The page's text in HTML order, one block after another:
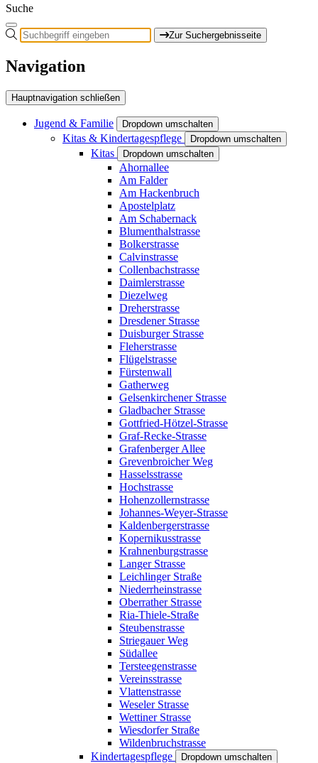
Suche
Zur Suchergebnisseite
Navigation
Hauptnavigation schließen
Jugend & Familie Dropdown umschalten
Kitas & Kindertagespflege Dropdown umschalten
Kitas Dropdown umschalten
Ahornallee
Am Falder
Am Hackenbruch
Apostelplatz
Am Schabernack
Blumenthalstrasse
Bolkerstrasse
Calvinstrasse
Collenbachstrasse
Daimlerstrasse
Diezelweg
Dreherstrasse
Dresdener Strasse
Duisburger Strasse
Fleherstrasse
Flügelstrasse
Fürstenwall
Gatherweg
Gelsenkirchener Strasse
Gladbacher Strasse
Gottfried-Hötzel-Strasse
Graf-Recke-Strasse
Grafenberger Allee
Grevenbroicher Weg
Hasselsstrasse
Hochstrasse
Hohenzollernstrasse
Johannes-Weyer-Strasse
Kaldenbergerstrasse
Kopernikusstrasse
Krahnenburgstrasse
Langer Strasse
Leichlinger Straße
Niederrheinstrasse
Oberrather Strasse
Ria-Thiele-Straße
Steubenstrasse
Striegauer Weg
Südallee
Tersteegenstrasse
Vereinsstrasse
Vlattenstrasse
Weseler Strasse
Wettiner Strasse
Wiesdorfer Straße
Wildenbruchstrasse
Kindertagespflege
Dropdown umschalten